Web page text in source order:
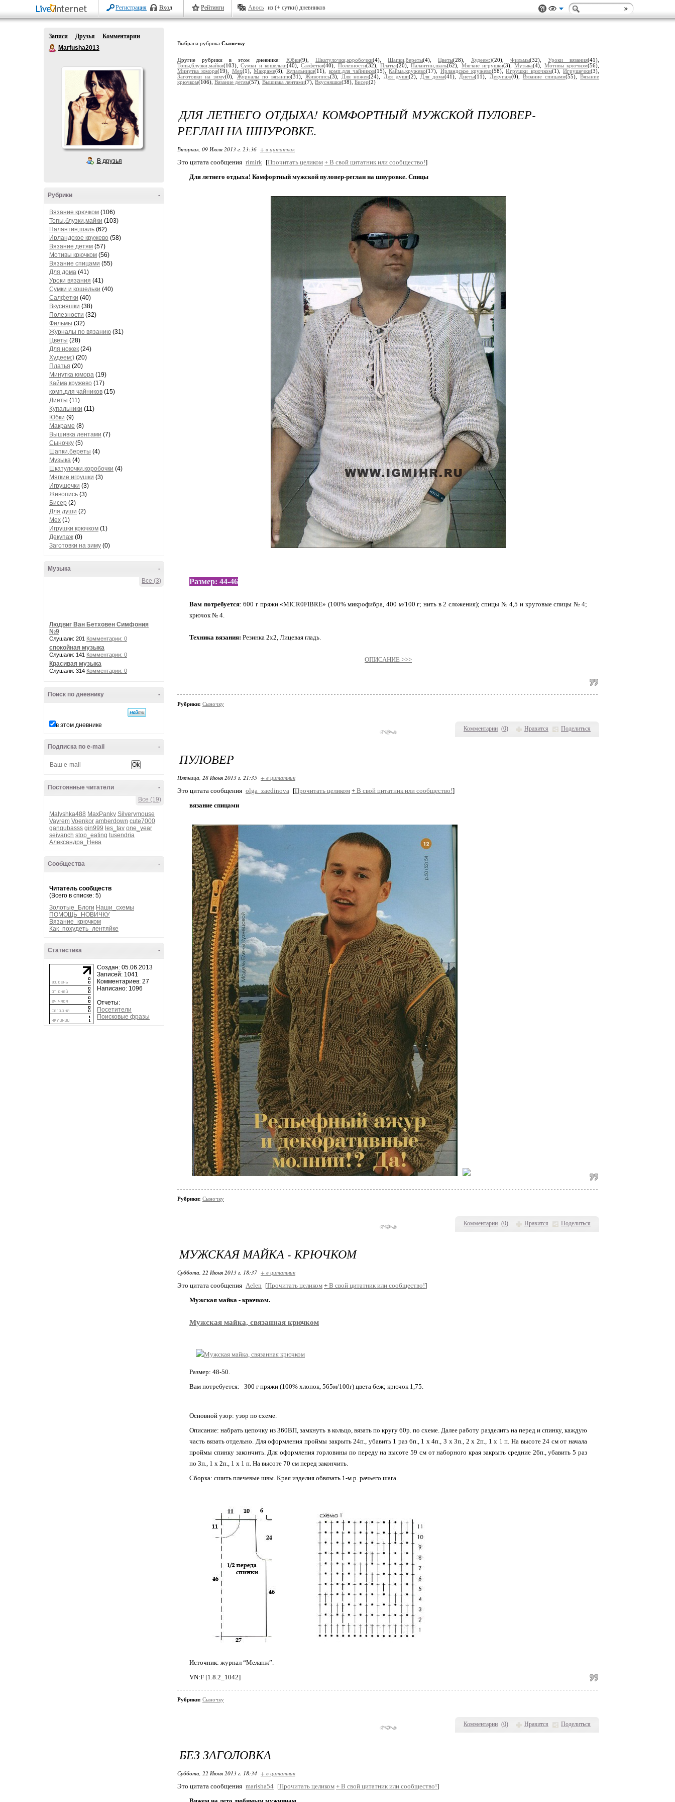
Регистрация Вход Рейтинги Авось из (+ сутки) дневников
Записи Друзья
Комментарии
Marfusha2013
В друзья
-
Рубрики
Вязание крючком (106)
Топы,блузки,майки (103)
Палантин,шаль (62)
Ирландское кружево (58)
Вязание детям (57)
Мотивы крючком (56)
Вязание спицами (55)
Для дома (41)
Уроки вязания (41)
Сумки и кошельки (40)
Салфетки (40)
Вкусняшки (38)
Полезности (32)
Фильмы (32)
Журналы по вязанию (31)
Цветы (28)
Для ножек (24)
Худеем:) (20)
Платья (20)
Минутка юмора (19)
Кайма,кружево (17)
комп.для чайников (15)
Диеты (11)
Купальники (11)
Юбки (9)
Макраме (8)
Вышивка лентами (7)
Сыночку (5)
Шапки,береты (4)
Музыка (4)
Шкатулочки,коробочки (4)
Мягкие игрушки (3)
Игрушечки (3)
Живопись (3)
Бисер (2)
Для души (2)
Мех (1)
Игрушки крючком (1)
Декупаж (0)
Заготовки на зиму (0)
-
Музыка
Все (3)
Людвиг Ван Бетховен Симфония
№9
Слушали: 201 Комментарии: 0
спокойная музыка
Слушали: 141 Комментарии: 0
Красивая музыка
Слушали: 314 Комментарии: 0
-
Поиск по дневнику
в этом дневнике
-
Подписка по e-mail
-
Постоянные читатели
Все (19)
Malyshka488 MaxPanky Silverymouse
Vayrem Voenkor amberdown cute7000
gangubasss gin999 les_tav one_year
seivanch stop_eating tusendria
Александра_Нева
-
Сообщества
Читатель сообществ
(Всего в списке: 5)
Золотые_Блоги Наши_схемы
ПОМОЩЬ_НОВИЧКУ
Вязание_крючком
Как_похудеть_лентяйке
-
Статистика
Создан: 05.06.2013
Записей: 1041
Комментариев: 27
Написано: 1096
Отчеты:
Посетители
Поисковые фразы
Выбрана рубрика Сыночку
Другие рубрики в этом дневнике: Юбки(9), Шкатулочки,коробочки(4), Шапки,береты(4), Цветы(28), Худеем:)(20), Фильмы(32), Уроки вязания(41),
Топы,блузки,майки(103),Сумки и кошельки(40),Салфетки(40), Полезности(32),Платья(20),Палантин,шаль(62), Мягкие игрушки(3),Музыка(4), Мотивы крючком(56),
Минутка юмора(19), Мех(1),Макраме(8),Купальники(11), комп.для чайников(15),Кайма,кружево(17), Ирландское кружево(58),Игрушки крючком(1),Игрушечки(3),
Заготовки на зиму(0), Журналы по вязанию(31),Живопись(3), Для ножек(24), Для души(2), Для дома(41), Диеты(11), Декупаж(0), Вязание спицами(55),Вязание
крючком(106), Вязание детям(57), Вышивка лентами(7), Вкусняшки(38), Бисер(2)
Комментарии (0) Нравится Поделиться
ДЛЯ ЛЕТНЕГО ОТДЫХА! КОМФОРТНЫЙ МУЖСКОЙ ПУЛОВЕР-
РЕГЛАН НА ШНУРОВКЕ.
Вторник, 09 Июля 2013 г. 23:36 + в цитатник
Это цитата сообщения rimirk [Прочитать целиком + В свой цитатник или сообщество!]
Для летнего отдыха! Комфортный мужской пуловер-реглан на шнуровке. Спицы
Размер: 44-46
Вам потребуется: 600 г пряжи «MICR0FIBRE» (100% микрофибра, 400 м/100 г; нить в 2 сложения); спицы № 4,5 и круговые спицы № 4;
крючок № 4.
Техника вязания: Резинка 2х2, Лицевая гладь.
ОПИСАНИЕ >>>
Рубрики: Сыночку
Комментарии (0) Нравится Поделиться
ПУЛОВЕР
Пятница, 28 Июня 2013 г. 21:35 + в цитатник
Это цитата сообщения olga_zaedinova [Прочитать целиком + В свой цитатник или сообщество!]
вязание спицами
Рубрики: Сыночку
Комментарии (0) Нравится Поделиться
МУЖСКАЯ МАЙКА - КРЮЧКОМ
Суббота, 22 Июня 2013 г. 18:37 + в цитатник
Это цитата сообщения Aelen [Прочитать целиком + В свой цитатник или сообщество!]
Мужская майка - крючком.
Мужская майка, связанная крючком
Размер: 48-50.
Вам потребуется: 300 г пряжи (100% хлопок, 565м/100г) цвета беж; крючок 1,75.
Основной узор: узор по схеме.
Описание: набрать цепочку из 360ВП, замкнуть в кольцо, вязать по кругу 60р. по схеме. Далее работу разделить на перед и спинку, каждую
часть вязать отдельно. Для оформления проймы за­крыть 24п., убавить 1 раз 6п., 1 х 4п., 3 х 3п., 2 х 2п., 1 х 1 п. На высоте 24 см от начала
проймы спинку закончить. Для оформления горловины по переду на высоте 59 см от наборного края закрыть средние 26п., убавить 5 раз
по 3п., 1 х 2п., 1 х 1 п. На высо­те 70 см перед закончить.
Сборка: сшить плечевые швы. Края изделия обвязать 1-м р. рачьего шага.
Источник: журнал “Меланж”.
VN:F [1.8.2_1042]
Рубрики: Сыночку
БЕЗ ЗАГОЛОВКА
Суббота, 22 Июня 2013 г. 18:34 + в цитатник
Это цитата сообщения marisha54 [Прочитать целиком + В свой цитатник или сообщество!]